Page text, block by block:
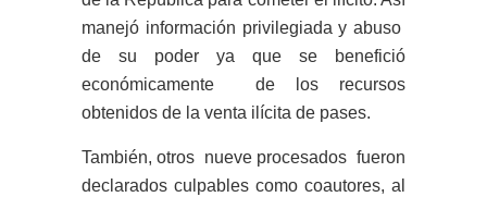
manejó información privilegiada y abuso
de su poder ya que se benefició
económicamente de los recursos
obtenidos de la venta ilícita de pases.
También, otros nueve procesados fueron
declarados culpables como coautores, al